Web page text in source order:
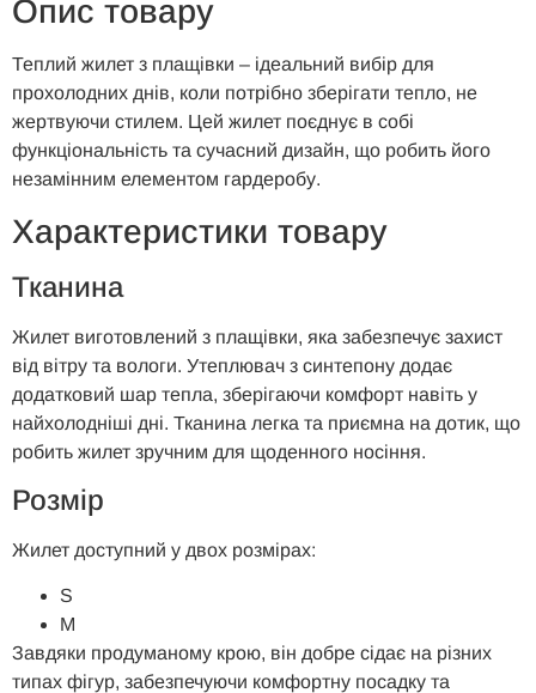
Опис товару
Теплий жилет з плащівки – ідеальний вибір для
прохолодних днів, коли потрібно зберігати тепло, не
жертвуючи стилем. Цей жилет поєднує в собі
функціональність та сучасний дизайн, що робить його
незамінним елементом гардеробу.
Характеристики товару
Тканина
Жилет виготовлений з плащівки, яка забезпечує захист
від вітру та вологи. Утеплювач з синтепону додає
додатковий шар тепла, зберігаючи комфорт навіть у
найхолодніші дні. Тканина легка та приємна на дотик, що
робить жилет зручним для щоденного носіння.
Розмір
Жилет доступний у двох розмірах:
S
M
Завдяки продуманому крою, він добре сідає на різних
типах фігур, забезпечуючи комфортну посадку та